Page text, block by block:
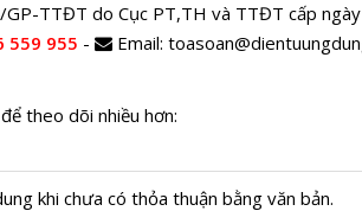
TTĐT do Cục PT,TH và TTĐT cấp
559 955 - Email:
theo dõi nhiều hơn:
khi chưa có thỏa thuận bằng văn bản.